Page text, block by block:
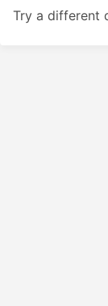
Try a different